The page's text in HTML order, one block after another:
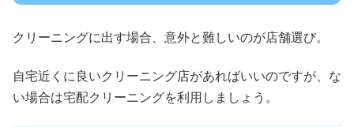
クリーニングに出す場合、意外と難しいのが店舗選び。
自宅近くに良いクリーニング店があればいいのですが、な
い場合は宅配クリーニングを利用しましょう。